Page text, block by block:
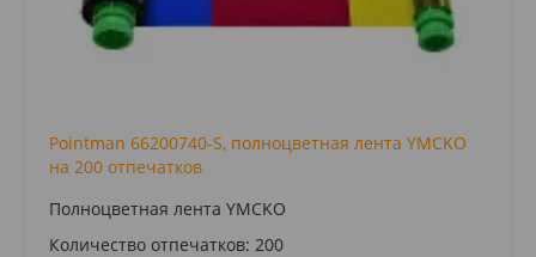
Pointman 66200740-S, полноцветная лента YMCKO
на 200 отпечатков
Полноцветная лента YMCKO
Количество отпечатков: 200